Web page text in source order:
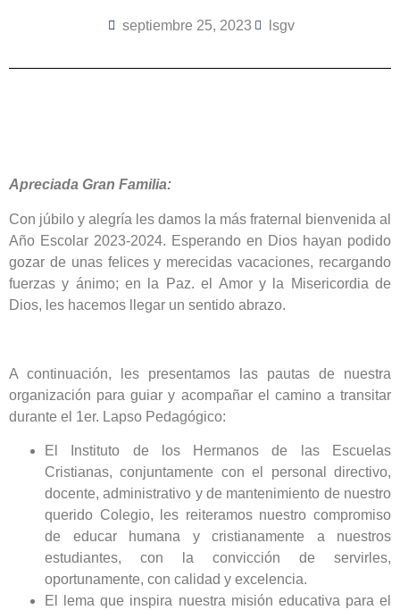
septiembre 25, 2023 lsgv
Apreciada Gran Familia:
Con júbilo y alegría les damos la más fraternal bienvenida al
Año Escolar 2023-2024. Esperando en Dios hayan podido
gozar de unas felices y merecidas vacaciones, recargando
fuerzas y ánimo; en la Paz. el Amor y la Misericordia de
Dios, les hacemos llegar un sentido abrazo.
A continuación, les presentamos las pautas de nuestra
organización para guiar y acompañar el camino a transitar
durante el 1er. Lapso Pedagógico:
El Instituto de los Hermanos de las Escuelas
Cristianas, conjuntamente con el personal directivo,
docente, administrativo y de mantenimiento de nuestro
querido Colegio, les reiteramos nuestro compromiso
de educar humana y cristianamente a nuestros
estudiantes, con la convicción de servirles,
oportunamente, con calidad y excelencia.
El lema que inspira nuestra misión educativa para el